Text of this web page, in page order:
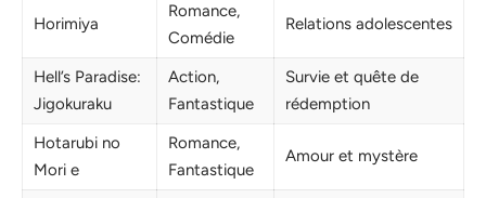
Horimiya
Romance,
Comédie
Relations adolescentes
Hell’s Paradise:
Jigokuraku
Action,
Fantastique
Survie et quête de
rédemption
Hotarubi no
Mori e
Romance,
Fantastique
Amour et mystère